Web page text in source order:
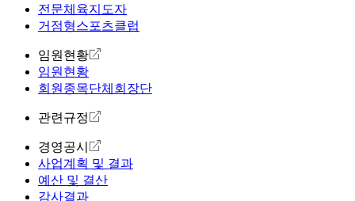
전문체육지도자
거점형스포츠클럽
임원현황
임원현황
회원종목단체회장단
관련규정
경영공시
사업계획 및 결과
예산 및 결산
감사결과